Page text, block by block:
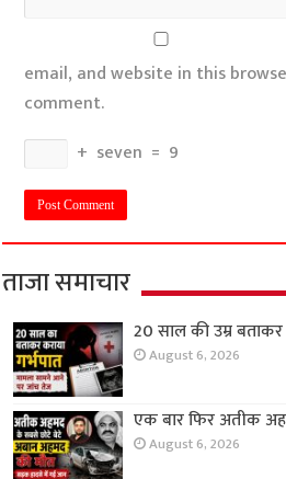
email, and website in this
comment.
+ seven = 9
ताजा समाचार
20 साल की उम्र
August 6, 2026
एक बार फिर अतीक
August 6, 2026